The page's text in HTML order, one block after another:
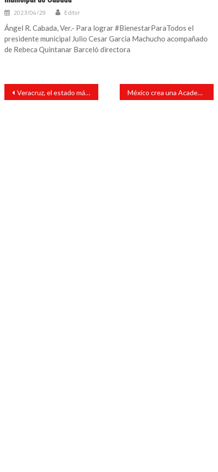
2023/04/29 Editor
Ángel R. Cabada, Ver.- Para lograr #BienestarParaTodos el
presidente municipal Julio Cesar Garcia Machucho acompañado
de Rebeca Quintanar Barceló directora
Navegación
entradas
Veracruz, el estado más visitado en el Festival de Los Pinos México crea una Academia Nacional de Seguridad Pública para unificar la formación policial